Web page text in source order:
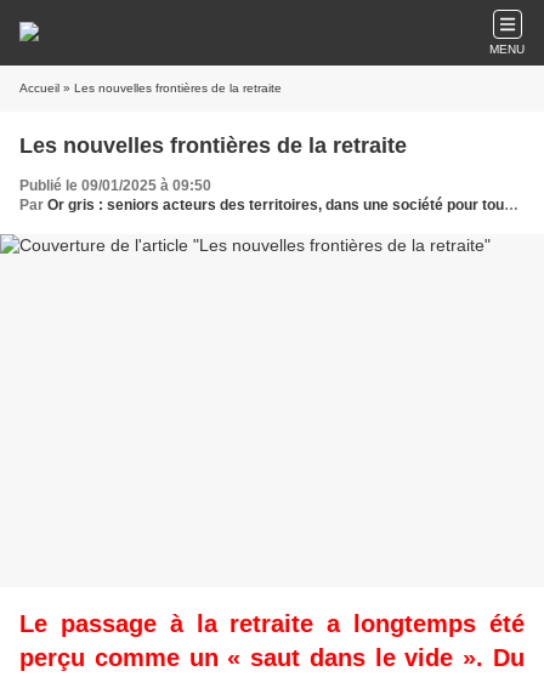
MENU
Accueil » Les nouvelles frontières de la retraite
Les nouvelles frontières de la retraite
Publié le 09/01/2025 à 09:50
Par Or gris : seniors acteurs des territoires, dans une société pour tous les âges
Le passage à la retraite a longtemps été
perçu comme un « saut dans le vide ». Du